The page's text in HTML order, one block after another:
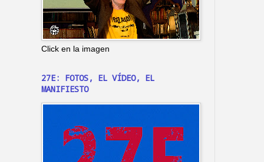
Click en la imagen
27E: FOTOS, EL VÍDEO, EL
MANIFIESTO